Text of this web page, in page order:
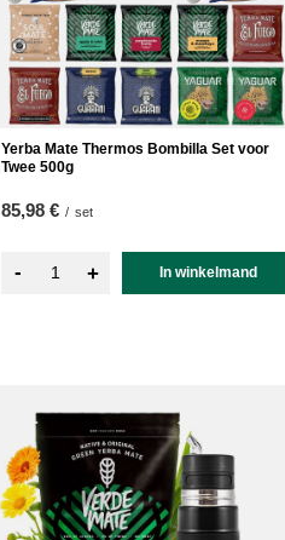
Yerba Mate Thermos Bombilla Set voor
Twee 500g
85,98 € / set
- + In winkelmand